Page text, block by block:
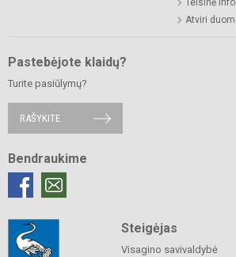
Teisinė
Atviri
Pastebėjote klaidų?
Turite pasiūlymų?
RAŠYKITE
Bendraukime
Steigėjas
Visagino savivaldybė